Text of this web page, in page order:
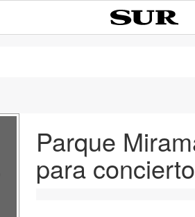
Parque
para